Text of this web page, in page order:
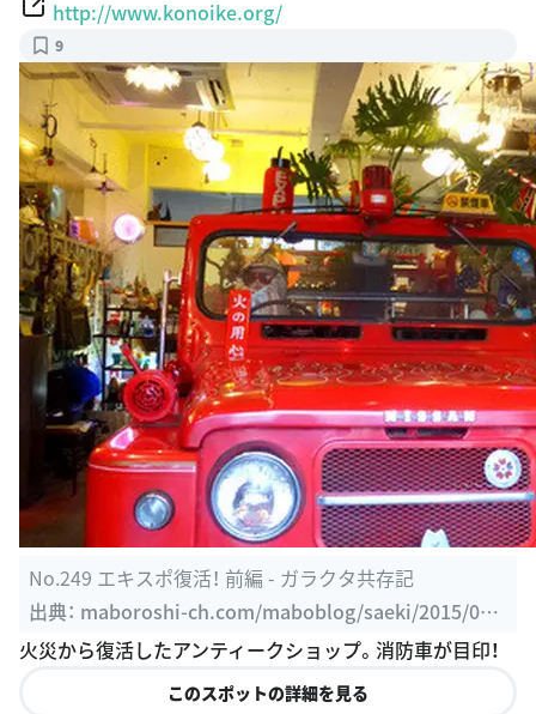
http://www.konoike.org/
9
No.249 エキスポ復活！ 前編 - ガラクタ共存記
出典： maboroshi-ch.com/maboblog/saeki/2015/06/
no249.html
火災から復活したアンティークショップ。消防車が目印！
このスポットの詳細を見る